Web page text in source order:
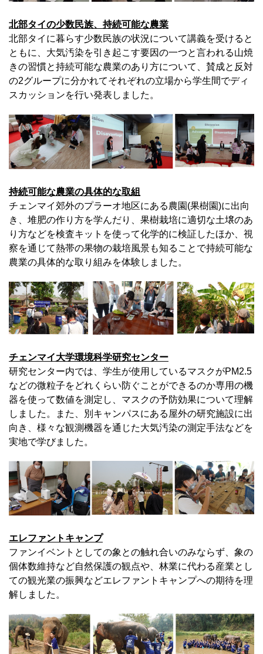
北部タイの少数民族、持続可能な農業
北部タイに暮らす少数民族の状況について講義を受けると
ともに、大気汚染を引き起こす要因の一つと言われる山焼
きの習慣と持続可能な農業のあり方について、賛成と反対
の2グループに分かれてそれぞれの立場から学生間でディ
スカッションを行い発表しました。
持続可能な農業の具体的な取組
チェンマイ郊外のプラーオ地区にある農園(果樹園)に出向
き、堆肥の作り方を学んだり、果樹栽培に適切な土壌のあ
り方などを検査キットを使って化学的に検証したほか、視
察を通じて熱帯の果物の栽培風景も知ることで持続可能な
農業の具体的な取り組みを体験しました。
チェンマイ大学環境科学研究センター
研究センター内では、学生が使用しているマスクがPM2.5
などの微粒子をどれくらい防ぐことができるのか専用の機
器を使って数値を測定し、マスクの予防効果について理解
しました。また、別キャンパスにある屋外の研究施設に出
向き、様々な観測機器を通じた大気汚染の測定手法などを
実地で学びました。
エレファントキャンプ
ファンイベントとしての象との触れ合いのみならず、象の
個体数維持など自然保護の観点や、林業に代わる産業とし
ての観光業の振興などエレファントキャンプへの期待を理
解しました。